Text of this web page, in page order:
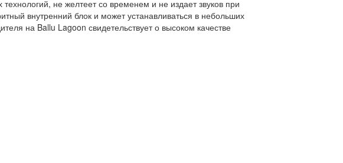
не желтеет со временем и не издает звуков при
внутренний блок и может устанавливаться в небольших
на Ballu Lagoon свидетельствует о высоком качестве